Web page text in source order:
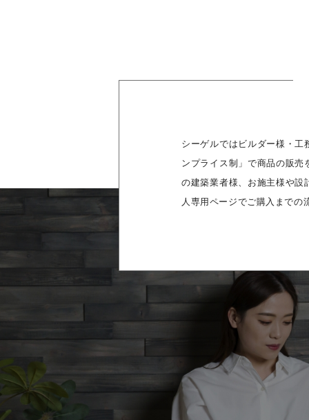
シーゲルではビルダー様・工
ンプライス制」で商品の販売
の建築業者様、お施主様や設
人専用ページでご購入までの